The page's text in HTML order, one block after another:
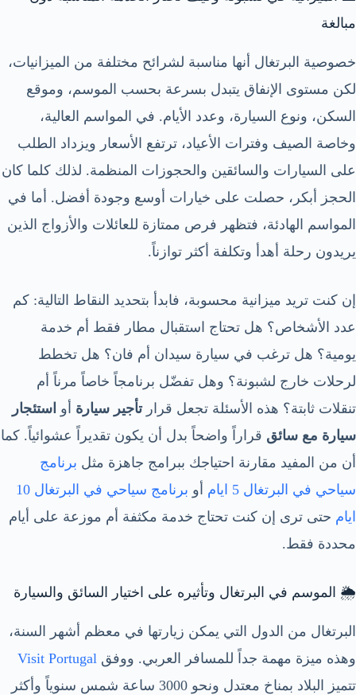
مبالغة
خصوصية البرتغال أنها مناسبة لشرائح مختلفة من الميزانيات،
لكن مستوى الإنفاق يتبدل بسرعة بحسب الموسم، وموقع
السكن، ونوع السيارة، وعدد الأيام. في المواسم العالية،
وخاصة الصيف وفترات الأعياد، ترتفع الأسعار ويزداد الطلب
على السيارات والسائقين والحجوزات المنظمة. لذلك كلما كان
الحجز أبكر، حصلت على خيارات أوسع وجودة أفضل. أما في
المواسم الهادئة، فتظهر فرص ممتازة للعائلات والأزواج الذين
يريدون رحلة أهدأ وتكلفة أكثر توازناً.
إن كنت تريد ميزانية محسوبة، فابدأ بتحديد النقاط التالية: كم
عدد الأشخاص؟ هل تحتاج استقبال مطار فقط أم خدمة
يومية؟ هل ترغب في سيارة سيدان أم فان؟ هل تخطط
لرحلات خارج لشبونة؟ وهل تفضّل برنامجاً خاصاً مرناً أم
تنقلات ثابتة؟ هذه الأسئلة تجعل قرارتأجير سيارة أو استئجار
سيارة مع سائق قراراً واضحاً بدل أن يكون تقديراً عشوائياً. كما
أن من المفيد مقارنة احتياجك ببرامج جاهزة مثل برنامج
سياحي في البرتغال 5 ايام
أو
برنامج سياحي في البرتغال 10
ايام حتى ترى إن كنت تحتاج خدمة مكثفة أم موزعة على أيام
محددة فقط.
🌦️ الموسم في البرتغال وتأثيره على اختيار السائق والسيارة
البرتغال من الدول التي يمكن زيارتها في معظم أشهر السنة،
وهذه ميزة مهمة جداً للمسافر العربي. ووفق Visit Portugal
تتميز البلاد بمناخ معتدل ونحو 3000 ساعة شمس سنوياً وأكثر